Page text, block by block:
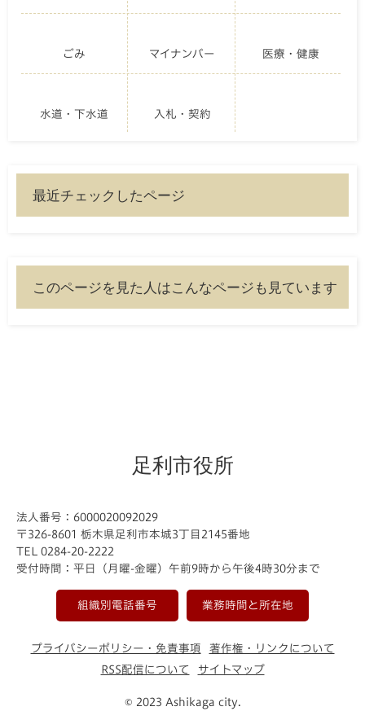
ごみ マイナンバー 医療・健康
水道・下水道 入札・契約
最近チェックしたページ
このページを見た人はこんなページも見ています
足利市役所
法人番号：6000020092029
〒326-8601 栃木県足利市本城3丁目2145番地
TEL 0284-20-2222
受付時間：平日（月曜-金曜）午前9時から午後4時30分まで
組織別電話番号 業務時間と所在地
プライバシーポリシー・免責事項
著作権・リンクについて
RSS配信について
サイトマップ
© 2023 Ashikaga city.